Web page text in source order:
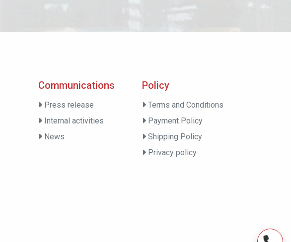
Communications
Press release
Internal activities
News
Policy
Terms and Conditions
Payment Policy
Shipping Policy
Privacy policy